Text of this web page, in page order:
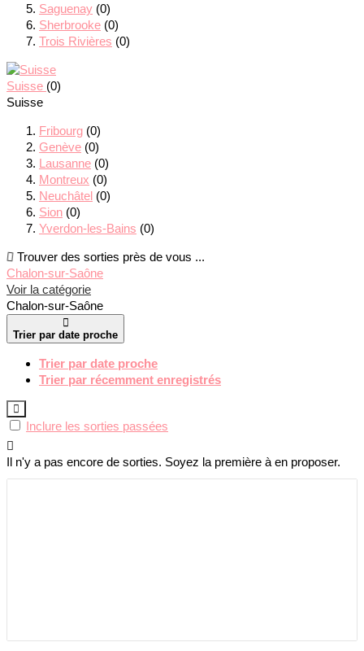
Saguenay (0)
Sherbrooke (0)
Trois Rivières (0)
Suisse (0)
Suisse
Fribourg (0)
Genève (0)
Lausanne (0)
Montreux (0)
Neuchâtel (0)
Sion (0)
Yverdon-les-Bains (0)
Trouver des sorties près de vous ...
Chalon-sur-Saône
Voir la catégorie
Chalon-sur-Saône
Trier par date proche
Trier par date proche
Trier par récemment enregistrés
Inclure les sorties passées
Il n'y a pas encore de sorties. Soyez la première à en proposer.